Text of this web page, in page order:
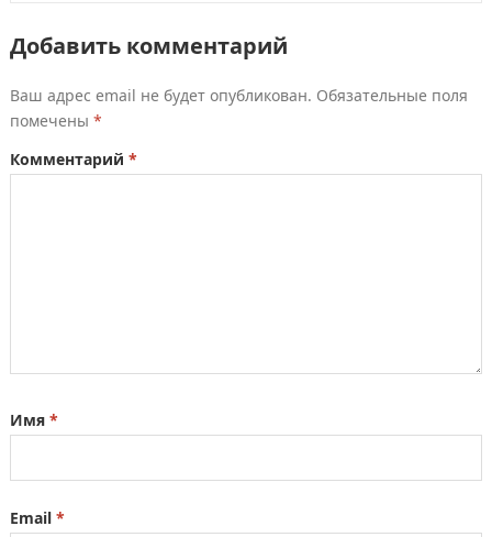
Добавить комментарий
Ваш адрес email не будет опубликован. Обязательные поля
помечены *
Комментарий *
Имя *
Email *